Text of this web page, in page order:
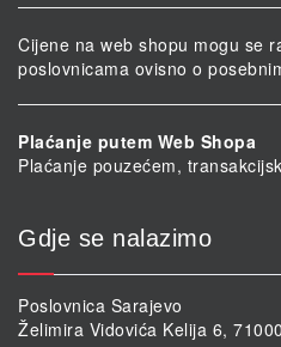
Cijene na web shopu mogu se
poslovnicama ovisno o
Plaćanje putem Web Shopa
Plaćanje pouzećem,
Gdje se nalazimo
Poslovnica Sarajevo
Želimira Vidovića Kelija 6,